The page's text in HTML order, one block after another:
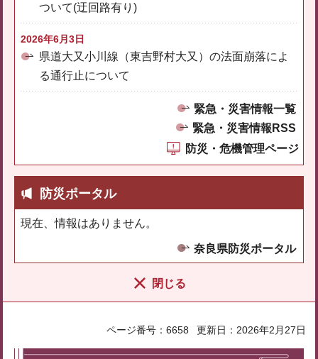
ついて(迂回路有り)
2026年6月3日
県道大又小川線（東吉野村大又）の法面崩落によ
る通行止について
緊急・災害情報一覧
緊急・災害情報RSS
防災・危機管理ページ
防災ポータル
現在、情報はありません。
奈良県防災ポータル
閉じる
ページ番号：6658 更新日：2026年2月27日